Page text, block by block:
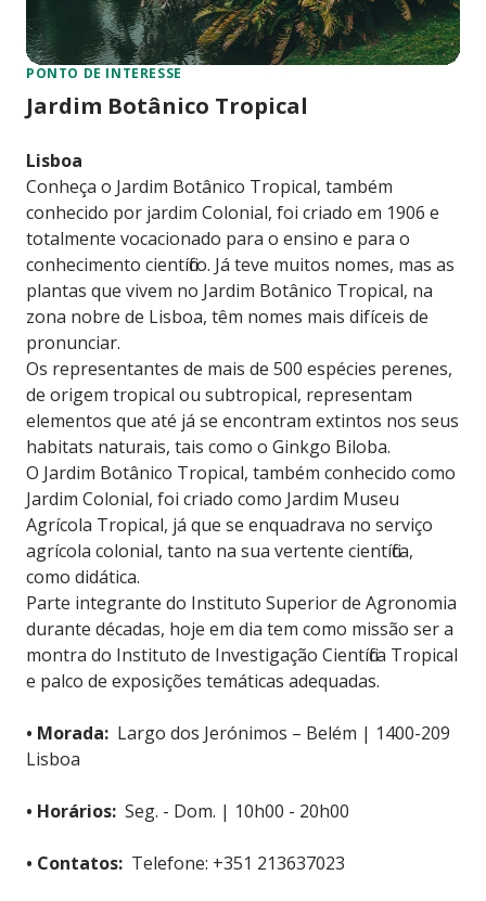
PONTO DE INTERESSE
Jardim Botânico Tropical
Lisboa
Conheça o Jardim Botânico Tropical, também
conhecido por jardim Colonial, foi criado em 1906 e
totalmente vocacionado para o ensino e para o
conhecimento científico. Já teve muitos nomes, mas as
plantas que vivem no Jardim Botânico Tropical, na
zona nobre de Lisboa, têm nomes mais difíceis de
pronunciar.
Os representantes de mais de 500 espécies perenes,
de origem tropical ou subtropical, representam
elementos que até já se encontram extintos nos seus
habitats naturais, tais como o Ginkgo Biloba.
O Jardim Botânico Tropical, também conhecido como
Jardim Colonial, foi criado como Jardim Museu
Agrícola Tropical, já que se enquadrava no serviço
agrícola colonial, tanto na sua vertente científica,
como didática.
Parte integrante do Instituto Superior de Agronomia
durante décadas, hoje em dia tem como missão ser a
montra do Instituto de Investigação Científica Tropical
e palco de exposições temáticas adequadas.
• Morada: Largo dos Jerónimos – Belém | 1400-209
Lisboa
• Horários: Seg. - Dom. | 10h00 - 20h00
• Contatos: Telefone: +351 213637023